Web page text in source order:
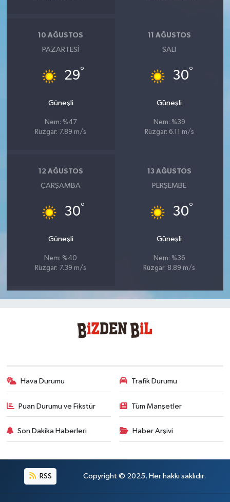
10 AĞUSTOS
PAZARTESI
29°
Güneşli
Nem: %47
Rüzgar: 7.89 m/s
11 AĞUSTOS
SALI
30°
Güneşli
Nem: %39
Rüzgar: 6.11 m/s
12 AĞUSTOS
ÇARŞAMBA
30°
Güneşli
Nem: %40
Rüzgar: 7.39 m/s
13 AĞUSTOS
PERŞEMBE
30°
Güneşli
Nem: %36
Rüzgar: 8.89 m/s
Hava Durumu Trafik Durumu
Puan Durumu ve Fikstür Tüm Manşetler
Son Dakika Haberleri Haber Arşivi
RSS Copyright © 2025. Her hakkı saklıdır.